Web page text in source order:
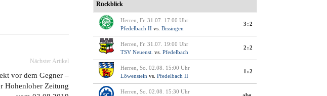
Nächster Artikel
vor dem Gegner –
Hohenloher Zeitung
Rückblick
Herren, Fr. 31.07. 17:00 Uhr
Pfedelbach II vs. Bissingen
3:2
Herren, Fr. 31.07. 19:00 Uhr
TSV Neuenst. vs. Pfedelbach
2:2
Herren, So. 02.08. 15:00 Uhr
Löwenstein vs. Pfedelbach II
1:2
Herren, So. 02.08. 15:30 Uhr